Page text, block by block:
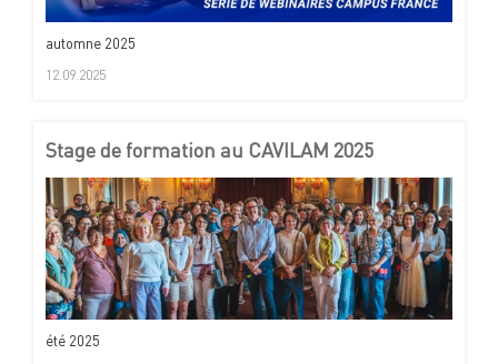
automne 2025
12.09.2025
Stage de formation au CAVILAM 2025
été 2025